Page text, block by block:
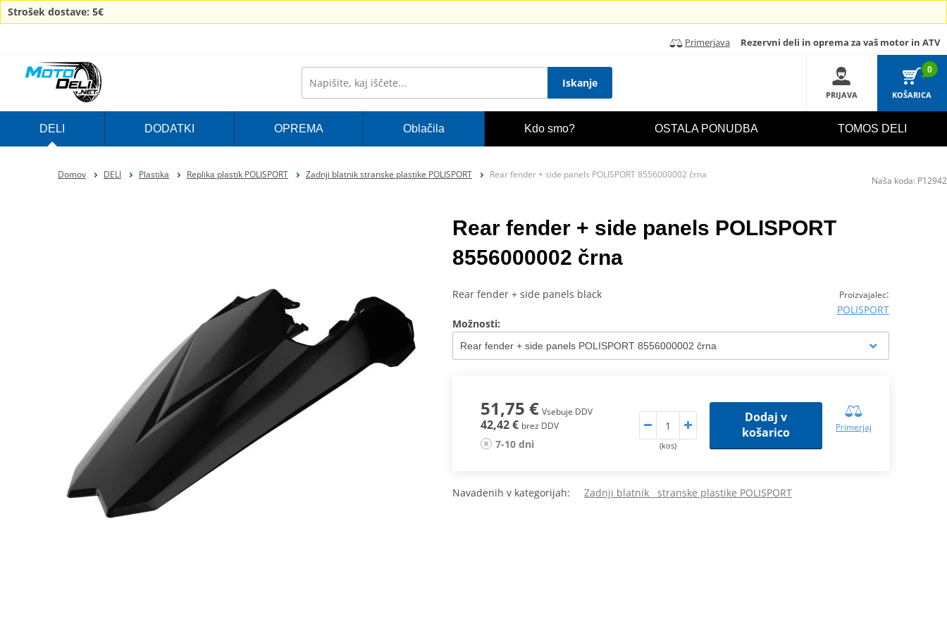
Strošek dostave: 5€
Primerjava Rezervni deli in oprema za vaš motor in ATV
Iskanje
PRIJAVA
0
KOŠARICA
DELI DODATKI OPREMA Oblačila Kdo smo? OSTALA PONUDBA TOMOS DELI
Domov DELI Plastika Replika plastik POLISPORT Zadnji blatnik stranske plastike POLISPORT Rear fender + side panels POLISPORT 8556000002 črna
Rear fender + side panels POLISPORT
8556000002 črna
Proizvajalec:
POLISPORT
Rear fender + side panels black
Možnosti:
51,75 € Vsebuje DDV
42,42 € brez DDV
7-10 dni (kos)
Dodaj v
košarico
Primerjaj
Navadenih v kategorijah: Zadnji blatnik stranske plastike POLISPORT
Naša koda: P12942